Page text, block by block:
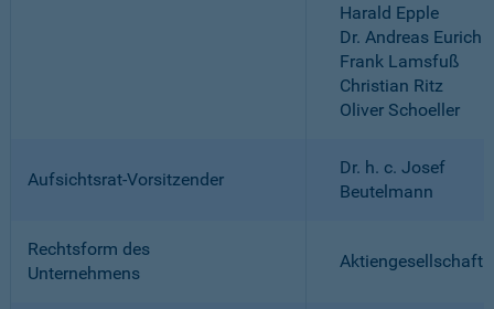
Harald Epple
Dr. Andreas Eurich
Frank Lamsfuß
Christian Ritz
Oliver Schoeller
Aufsichtsrat-Vorsitzender
Dr. h. c. Josef
Beutelmann
Rechtsform des
Unternehmens
Aktiengesellschaft